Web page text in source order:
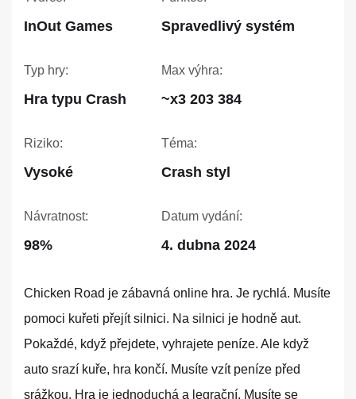
InOut Games
Typ hry:
Hra typu Crash
Riziko:
Vysoké
Návratnost:
98%
Spravedlivý systém
Max výhra:
~x3 203 384
Téma:
Crash styl
Datum vydání:
4. dubna 2024
Chicken Road je zábavná online hra. Je rychlá. Musíte
pomoci kuřeti přejít silnici. Na silnici je hodně aut.
Pokaždé, když přejdete, vyhrajete peníze. Ale když
auto srazí kuře, hra končí. Musíte vzít peníze před
srážkou. Hra je jednoduchá a legrační. Musíte se